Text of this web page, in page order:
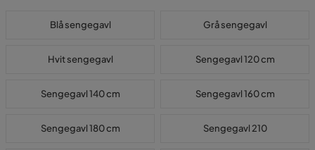
Blå sengegavl Grå sengegavl
Hvit sengegavl Sengegavl 120 cm
Sengegavl 140 cm Sengegavl 160 cm
Sengegavl 180 cm Sengegavl 210